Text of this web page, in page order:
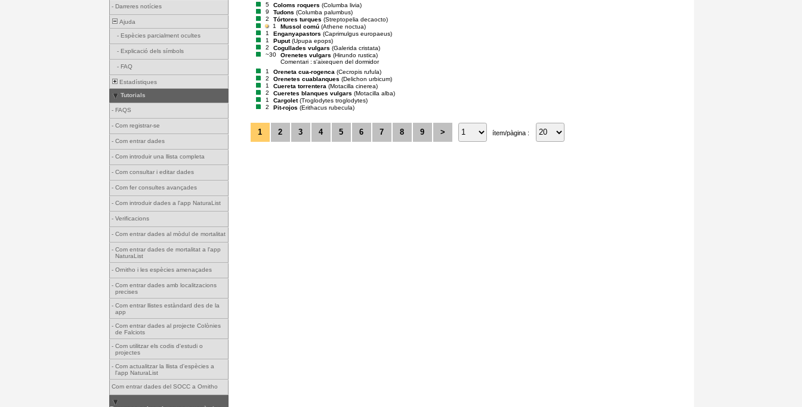
- Darreres notícies
Ajuda
- Espècies parcialment ocultes
- Explicació dels símbols
- FAQ
Estadístiques
Tutorials
- FAQS
- Com registrar-se
- Com entrar dades
- Com introduir una llista completa
- Com consultar i editar dades
- Com fer consultes avançades
- Com introduir dades a l'app NaturaList
- Verificacions
- Com entrar dades al mòdul de mortalitat
- Com entrar dades de mortalitat a l'app
NaturaList
- Ornitho i les espècies amenaçades
- Com entrar dades amb localitzacions
precises
- Com entrar llistes estàndard des de la
app
- Com entrar dades al projecte Colònies
de Falciots
- Com utilitzar els codis d'estudi o
projectes
- Com actualitzar la llista d'espècies a
l'app NaturaList
Com entrar dades del SOCC a Ornitho
5
Coloms roquers (Columba livia)
9
Tudons (Columba palumbus)
2
Tórtores turques (Streptopelia decaocto)
1
Mussol comú (Athene noctua)
1
Enganyapastors (Caprimulgus europaeus)
1
Puput (Upupa epops)
2
Cogullades vulgars (Galerida cristata)
~30
Orenetes vulgars (Hirundo rustica)
Comentari : s'aixequen del dormidor
1
Oreneta cua-rogenca (Cecropis rufula)
2
Orenetes cuablanques (Delichon urbicum)
1
Cuereta torrentera (Motacilla cinerea)
2
Cueretes blanques vulgars (Motacilla alba)
1
Cargolet (Troglodytes troglodytes)
2
Pit-rojos (Erithacus rubecula)
1 2 3 4 5 6 7 8 9 > ítem/pàgina :